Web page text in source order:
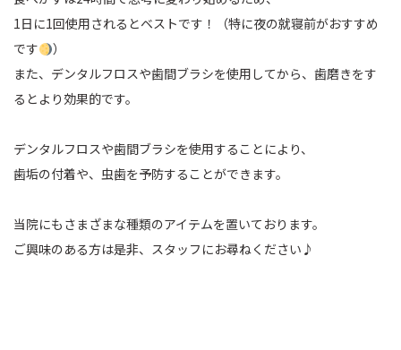
1日に1回使用されるとベストです！（特に夜の就寝前がおすすめ
です
）
また、デンタルフロスや歯間ブラシを使用してから、歯磨きをす
るとより効果的です。
デンタルフロスや歯間ブラシを使用することにより、
歯垢の付着や、虫歯を予防することができます。
当院にもさまざまな種類のアイテムを置いております。
ご興味のある方は是非、スタッフにお尋ねください♪